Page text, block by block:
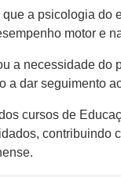
a psicologia do
motor e
a necessidade do
a dar seguimento
cursos de
contribuindo